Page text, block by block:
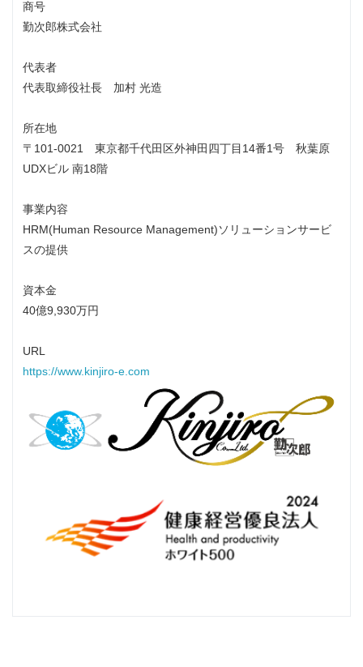
商号
勤次郎株式会社
代表者
代表取締役社長 加村 光造
所在地
〒101-0021 東京都千代田区外神田四丁目14番1号 秋葉原
UDXビル 南18階
事業内容
HRM(Human Resource Management)ソリューションサービ
スの提供
資本金
40億9,930万円
URL
https://www.kinjiro-e.com